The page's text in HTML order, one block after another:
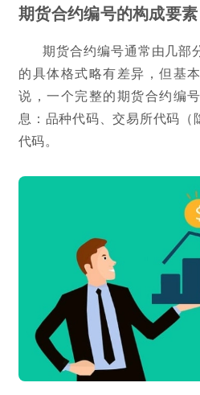
期货合约编号的构成要素
期货合约编号通常由几部
的具体格式略有差异，但基
说，一个完整的期货合约编
息：品种代码、交易所代码（
代码。